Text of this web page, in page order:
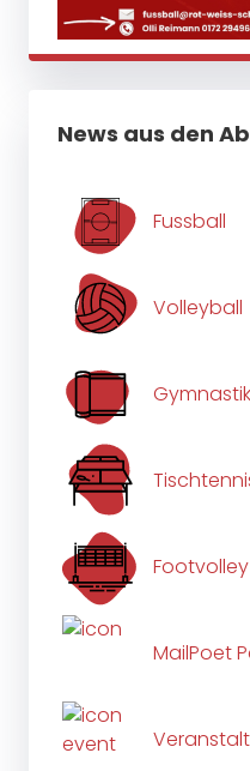
News aus den
Fussball
Volleyball
Footvolley
MailPoet